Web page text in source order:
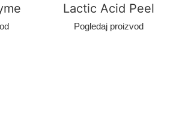
Lactic Acid Peel
Pogledaj proizvod